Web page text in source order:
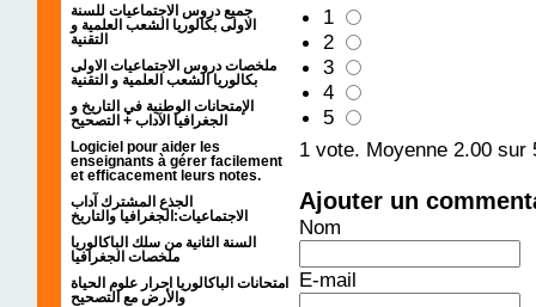
جميع دروس الاجتماعيات للسنة
الاولى بكالوريا الشعب العلمية و
التقنية
ملخصات دروس الاجتماعيات الاولى
بكالوريا الشعب العلمية و التقنية
الإمتحانات الوطنية في التاريخ و
الجغرافيا الآداب + التصحيح
Logiciel pour aider les
enseignants à gérer facilement
et efficacement leurs notes.
الجذع المشترك آداب
الاجتماعيات:الجغرافيا والتاريخ
السنة الثانية من سلك الباكالوريا
ملخصات الجغرافيا
امتحانات الباكالوريا احرار علوم الحياة
والأرض مع التصحيح
1
2
3
4
5
1 vote. Moyenne 2.00 sur
Ajouter un
Nom
E-mail